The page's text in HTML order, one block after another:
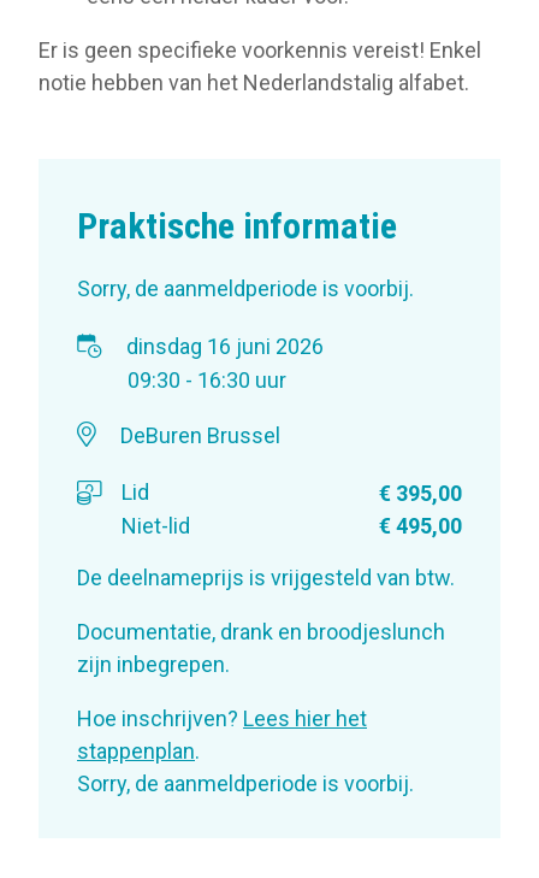
Er is geen specifieke voorkennis vereist! Enkel
notie hebben van het Nederlandstalig alfabet.
Praktische informatie
Sorry, de aanmeldperiode is voorbij.
dinsdag 16 juni 2026
09:30 - 16:30 uur
DeBuren Brussel
Lid
€ 395,00
Niet-lid
€ 495,00
De deelnameprijs is vrijgesteld van btw.
Documentatie, drank en broodjeslunch
zijn inbegrepen.
Hoe inschrijven? Lees hier het
stappenplan.
Sorry, de aanmeldperiode is voorbij.